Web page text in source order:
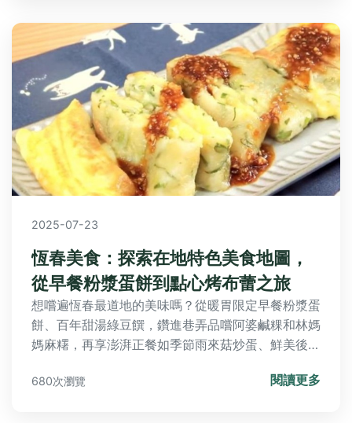
2025-07-23
恆春美食：探索在地特色美食地圖，
從早餐粉漿蛋餅到點心烤布蕾之旅
想嚐遍恆春最道地的美味嗎？從暖胃限定早餐粉漿蛋
餅、百年甜湯綠豆饌，鑽進巷弄品嚐阿婆鹹粿和林媽
媽麻糬，再享澎湃正餐如季節雨來菇炒蛋、鮮美後壁
張美食地圖帶你盡享在地靈魂饗宴，每一口都是恆春
680次瀏覽 閱讀更多